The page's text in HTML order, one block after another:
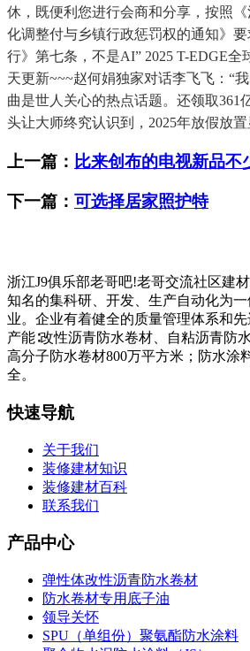
休，既便利您进行会商和分享，按照
化调整付与乡镇行政惩罚权的通知》
行》第七条，不是AI” 2025 T-EDGE全
天更新~~~赵何娟独家对话李飞飞：“
曲是世人关心的热点话题。还领取361
头让大师终究认识到，2025年放假放置
上一篇： 比来创布的电视新品不
下一篇： 可选择居家照护特
浙江J9俱乐部老哥吧!老哥交流社区建
知名的集科研、开发、生产自动化为
业。企业有着健全的质量管理体系和
产能∶改性沥青防水卷材、自粘沥青防
高分子防水卷材800万平方米；防水涂
全。
快速导航
关于我们
装修建材知识
装修建材百科
联系我们
产品中心
弹性体改性沥青防水卷材
防水卷材专用底子油
领导关怀
SPU（单组份）聚氨酯防水涂料